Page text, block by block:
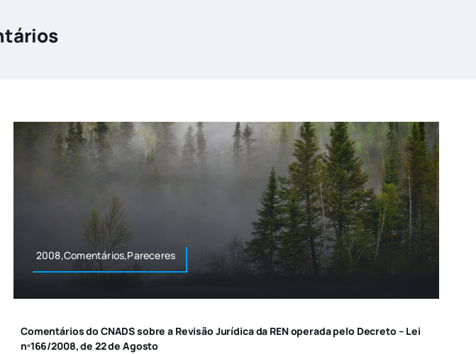
2008,Comentários,Pareceres
Comentários do CNADS sobre a Revisão Jurídica da REN operada pelo Decreto – Lei
nº166/2008, de 22 de Agosto